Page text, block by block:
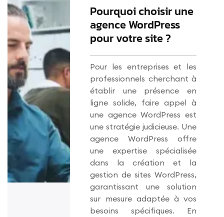
Pourquoi choisir une
agence WordPress
pour votre site ?
Pour les entreprises et les
professionnels cherchant à
établir une présence en
ligne solide, faire appel à
une agence WordPress est
une stratégie judicieuse. Une
agence WordPress offre
une expertise spécialisée
dans la création et la
gestion de sites WordPress,
garantissant une solution
sur mesure adaptée à vos
besoins spécifiques. En